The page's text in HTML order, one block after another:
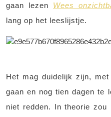
gaan lezen Wees
lang op het leeslijstje.
Het mag duidelijk zijn,
gaan en nog tien dagen te
niet redden. In theorie zou